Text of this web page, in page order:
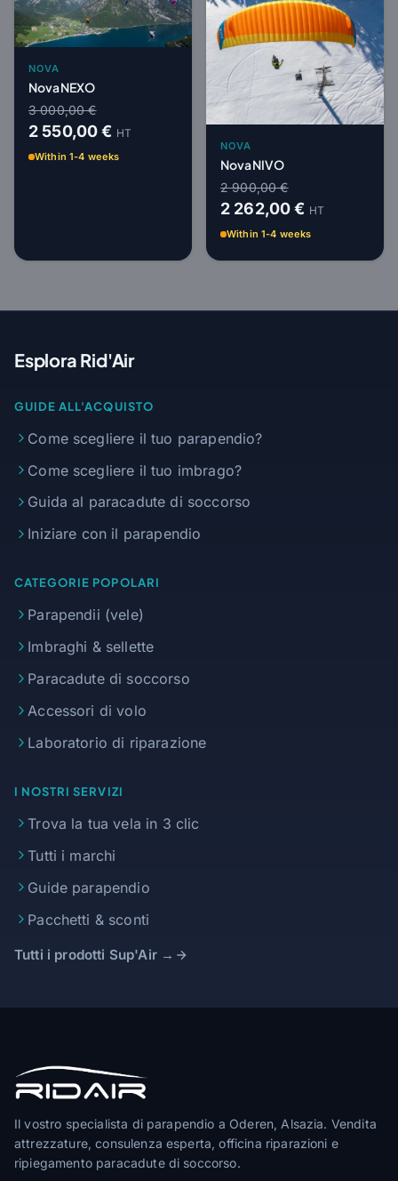
NOVA
Nova NEXO
3 000,00 €
2 550,00 € HT
Within 1-4 weeks
NOVA
Nova NIVO
2 900,00 €
2 262,00 € HT
Within 1-4 weeks
Esplora Rid'Air
GUIDE ALL'ACQUISTO
Come scegliere il tuo parapendio?
Come scegliere il tuo imbrago?
Guida al paracadute di soccorso
Iniziare con il parapendio
CATEGORIE POPOLARI
Parapendii (vele)
Imbraghi & sellette
Paracadute di soccorso
Accessori di volo
Laboratorio di riparazione
I NOSTRI SERVIZI
Trova la tua vela in 3 clic
Tutti i marchi
Guide parapendio
Pacchetti & sconti
Tutti i prodotti Sup'Air →
Il vostro specialista di parapendio a Oderen, Alsazia. Vendita
attrezzature, consulenza esperta, officina riparazioni e
ripiegamento paracadute di soccorso.